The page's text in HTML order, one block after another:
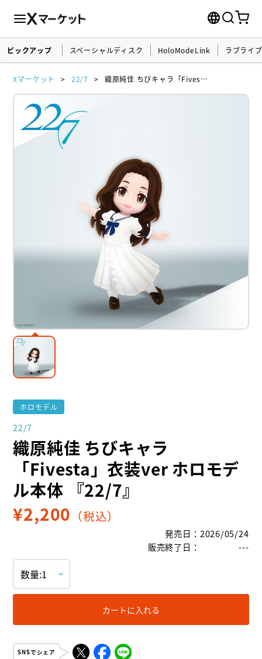
ピックアップ スペーシャルディスク HoloModeLink ラブライ
Xマーケット 22/7 織原純佳 ちびキャラ「Fivesta」衣装ver ホロモデル本体 『22/7』
ホロモデル
22/7
織原純佳 ちびキャラ
「Fivesta」衣装ver ホロモデ
ル本体 『22/7』
¥2,200 （税込）
発売日 ： 2026/05/24
販売終了日 ： ---
カートに入れる
SNSでシェア